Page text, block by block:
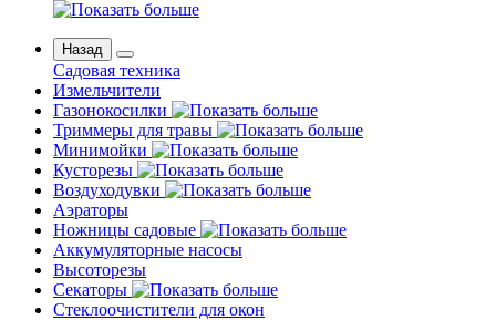
Назад
Садовая техника
Измельчители
Газонокосилки
Триммеры для травы
Минимойки
Кусторезы
Воздуходувки
Аэраторы
Ножницы садовые
Аккумуляторные насосы
Высоторезы
Секаторы
Стеклоочистители для окон